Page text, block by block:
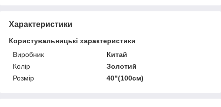
Характеристики
Користувальницькі характеристики
Виробник
Китай
Колір
Золотий
Розмір
40"(100см)